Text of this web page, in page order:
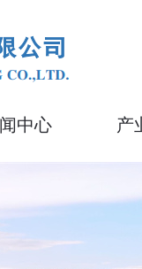
中心 产